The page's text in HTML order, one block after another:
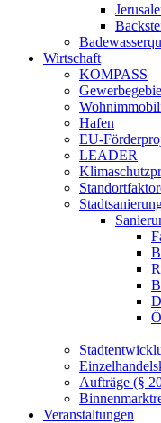
Wirtschaft
KOMPASS
Hafen
EU-
LEADER
Aufträge (§
Veranstaltungen